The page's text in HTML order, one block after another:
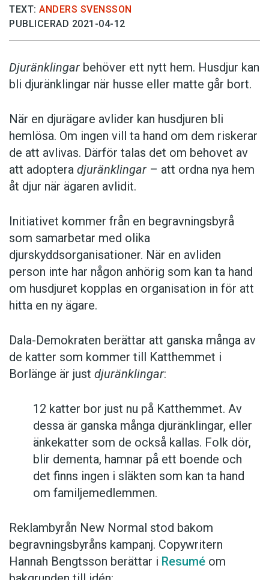
TEXT: ANDERS SVENSSON
PUBLICERAD 2021-04-12
Djuränklingar behöver ett nytt hem. Husdjur kan
bli djuränklingar när husse eller matte går bort.
När en djurägare avlider kan husdjuren bli
hemlösa. Om ingen vill ta hand om dem riskerar
de att avlivas. Därför talas det om behovet av
att adoptera djuränklingar – att ordna nya hem
åt djur när ägaren avlidit.
Initiativet kommer från en begravningsbyrå
som samarbetar med olika
djurskyddsorganisationer. När en avliden
person inte har någon anhörig som kan ta hand
om husdjuret kopplas en organisation in för att
hitta en ny ägare.
Dala-Demokraten berättar att ganska många av
de katter som kommer till Katthemmet i
Borlänge är just djuränklingar:
12 katter bor just nu på Katthemmet. Av
dessa är ganska många djuränklingar, eller
änkekatter som de också kallas. Folk dör,
blir dementa, hamnar på ett boende och
det finns ingen i släkten som kan ta hand
om familjemedlemmen.
Reklambyrån New Normal stod bakom
begravningsbyråns kampanj. Copywritern
Hannah Bengtsson berättar i Resumé om